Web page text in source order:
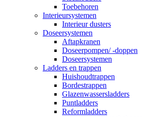
Toebehoren
Interieursystemen
Interieur dusters
Doseersystemen
Aftapkranen
Doseerpompen/ -doppen
Doseersystemen
Ladders en trappen
Huishoudtrappen
Bordestrappen
Glazenwassersladders
Puntladders
Reformladders